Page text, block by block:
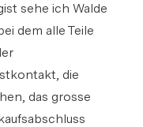
sehe ich Walde
dem alle Teile
die
das grosse